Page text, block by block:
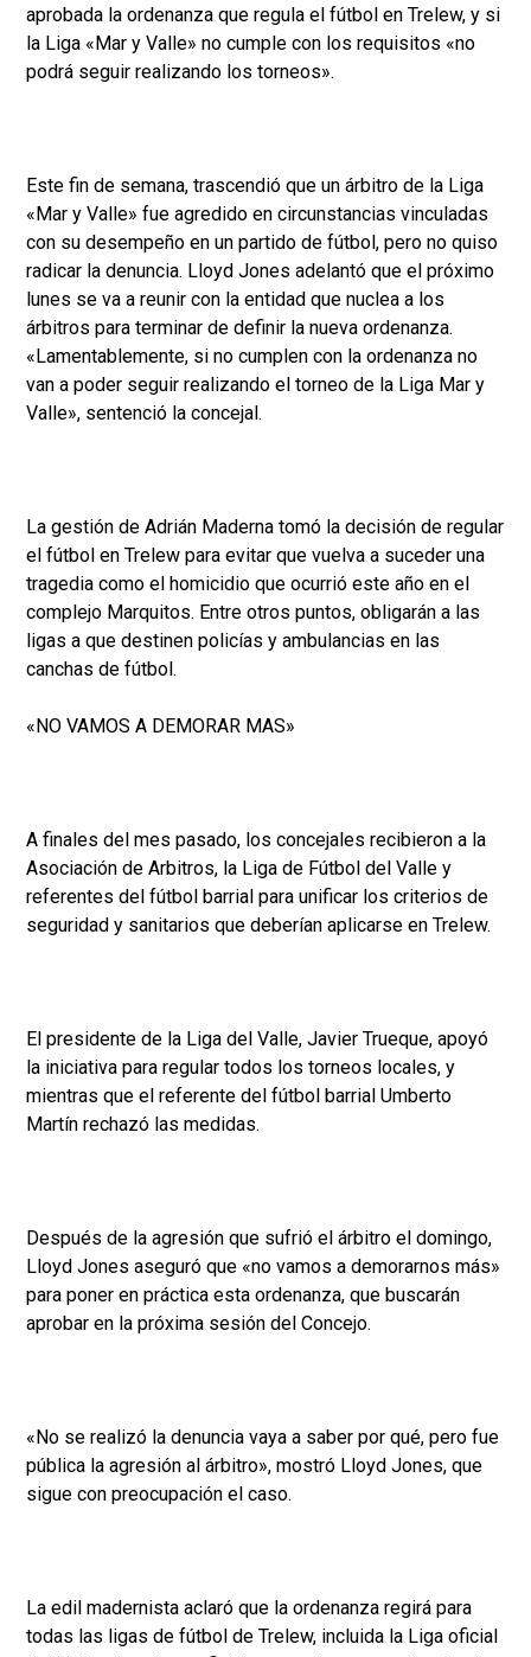
aprobada la ordenanza que regula el fútbol en Trelew, y si
la Liga «Mar y Valle» no cumple con los requisitos «no
podrá seguir realizando los torneos».
Este fin de semana, trascendió que un árbitro de la Liga
«Mar y Valle» fue agredido en circunstancias vinculadas
con su desempeño en un partido de fútbol, pero no quiso
radicar la denuncia. Lloyd Jones adelantó que el próximo
lunes se va a reunir con la entidad que nuclea a los
árbitros para terminar de definir la nueva ordenanza.
«Lamentablemente, si no cumplen con la ordenanza no
van a poder seguir realizando el torneo de la Liga Mar y
Valle», sentenció la concejal.
La gestión de Adrián Maderna tomó la decisión de regular
el fútbol en Trelew para evitar que vuelva a suceder una
tragedia como el homicidio que ocurrió este año en el
complejo Marquitos. Entre otros puntos, obligarán a las
ligas a que destinen policías y ambulancias en las
canchas de fútbol.
«NO VAMOS A DEMORAR MAS»
A finales del mes pasado, los concejales recibieron a la
Asociación de Arbitros, la Liga de Fútbol del Valle y
referentes del fútbol barrial para unificar los criterios de
seguridad y sanitarios que deberían aplicarse en Trelew.
El presidente de la Liga del Valle, Javier Trueque, apoyó
la iniciativa para regular todos los torneos locales, y
mientras que el referente del fútbol barrial Umberto
Martín rechazó las medidas.
Después de la agresión que sufrió el árbitro el domingo,
Lloyd Jones aseguró que «no vamos a demorarnos más»
para poner en práctica esta ordenanza, que buscarán
aprobar en la próxima sesión del Concejo.
«No se realizó la denuncia vaya a saber por qué, pero fue
pública la agresión al árbitro», mostró Lloyd Jones, que
sigue con preocupación el caso.
La edil madernista aclaró que la ordenanza regirá para
todas las ligas de fútbol de Trelew, incluida la Liga oficial